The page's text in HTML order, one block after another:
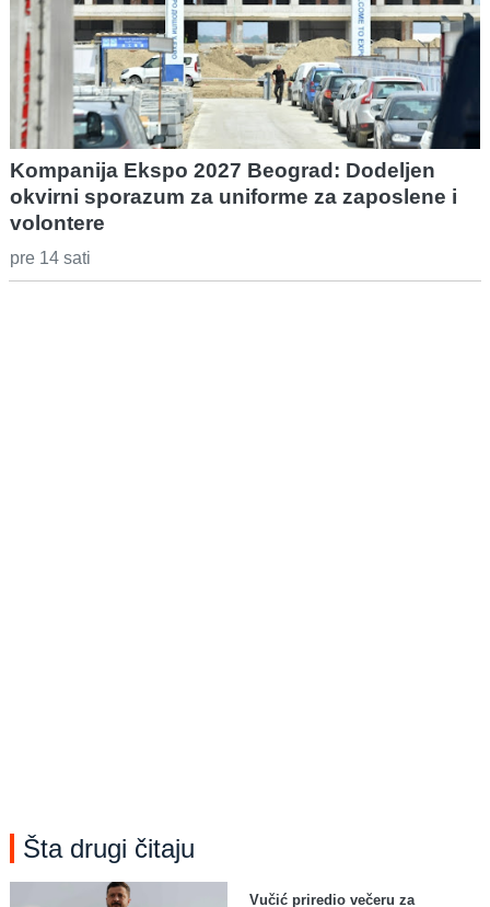
Kompanija Ekspo 2027 Beograd: Dodeljen
okvirni sporazum za uniforme za zaposlene i
volontere
pre 14 sati
Šta drugi čitaju
Vučić priredio večeru za